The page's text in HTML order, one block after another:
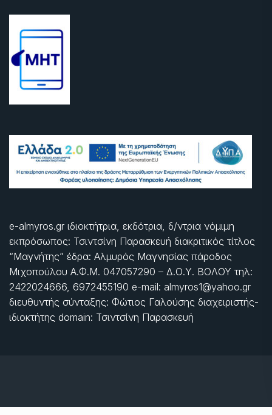
e-almyros.gr ιδιοκτήτρια, εκδότρια, δ/ντρια νόμιμη
εκπρόσωπος: Τσιντσίνη Παρασκευή διακριτικός τίτλος
“Μαγνήτης” έδρα: Αλμυρός Μαγνησίας πάροδος
Μιχοπούλου Α.Φ.Μ. 047057290 – Δ.Ο.Υ. ΒΟΛΟΥ τηλ:
2422024666, 6972455190 e-mail: almyros1@yahoo.gr
διευθυντής σύνταξης: Φώτιος Γαλούσης διαχειριστής-
ιδιοκτήτης domain: Τσιντσίνη Παρασκευή